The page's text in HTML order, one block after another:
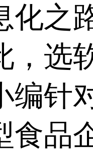
化之
，选
编针
食品